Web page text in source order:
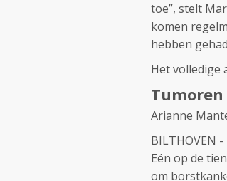
toe”, stelt
komen
hebben
Het volledige
Arianne
BILTHOVEN -
Eén op de
om